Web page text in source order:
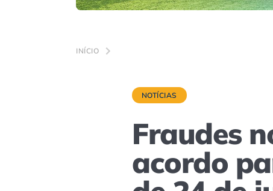
INÍCIO
NOTÍCIAS
Fraudes
acordo